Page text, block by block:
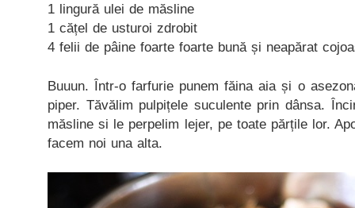
1 lingură ulei de măsline
1 cățel de usturoi zdrobit
4 felii de pâine foarte foarte bună și neapărat
Buuun. Într-o farfurie punem făina aia și o
piper. Tăvălim pulpițele suculente prin dânsa.
măsline si le perpelim lejer, pe toate părțile lor.
facem noi una alta.